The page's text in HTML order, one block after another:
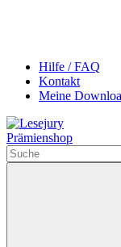
Hilfe / FAQ
Kontakt
Meine
Prämienshop